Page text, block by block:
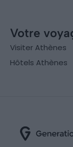
Votre
Visiter Athènes
Hôtels Athènes